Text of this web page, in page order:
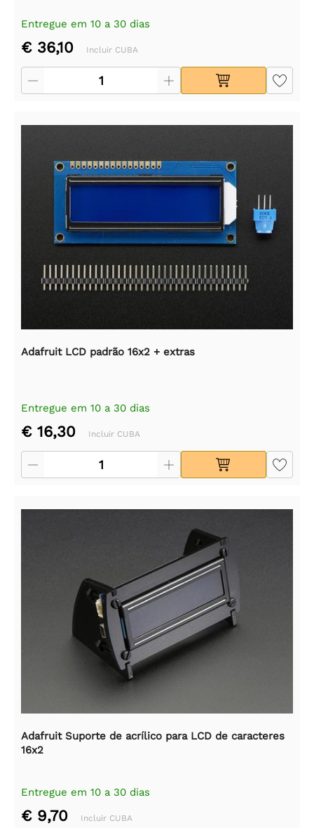
Entregue em 10 a 30 dias
€ 36,10 Incluir CUBA
Adafruit LCD padrão 16x2 + extras
Entregue em 10 a 30 dias
€ 16,30 Incluir CUBA
Adafruit Suporte de acrílico para LCD de caracteres
16x2
Entregue em 10 a 30 dias
€ 9,70 Incluir CUBA